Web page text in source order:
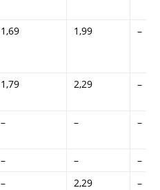
1,69 1,99 –
1,79 2,29 –
– – –
– –
–
– 2,29 –